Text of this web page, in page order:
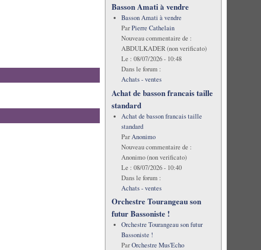
Basson Amati à vendre
Basson Amati à vendre
ParPierre Cathelain
Nouveau commentaire de :
ABDULKADER (non verificato)
Le : 08/07/2026 - 10:48
Dans le forum :
Achats - ventes
Achat de basson francais taille
standard
Achat de basson francais taille
standard
ParAnonimo
Nouveau commentaire de :
Anonimo (non verificato)
Le : 08/07/2026 - 10:40
Dans le forum :
Achats - ventes
Orchestre Tourangeau son
futur Bassoniste !
Orchestre Tourangeau son futur
Bassoniste !
ParOrchestre Mus'Echo